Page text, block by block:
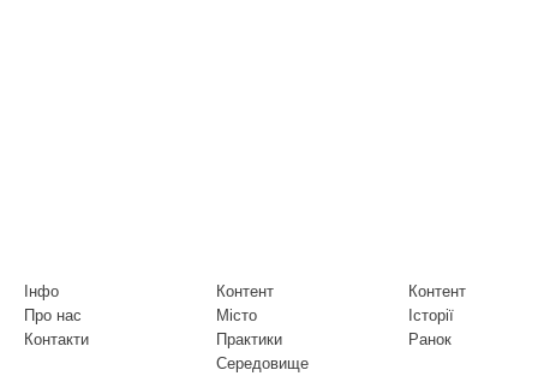
Інфо
Про нас
Контакти
Контент
Місто
Практики
Середовище
Контент
Історії
Ранок